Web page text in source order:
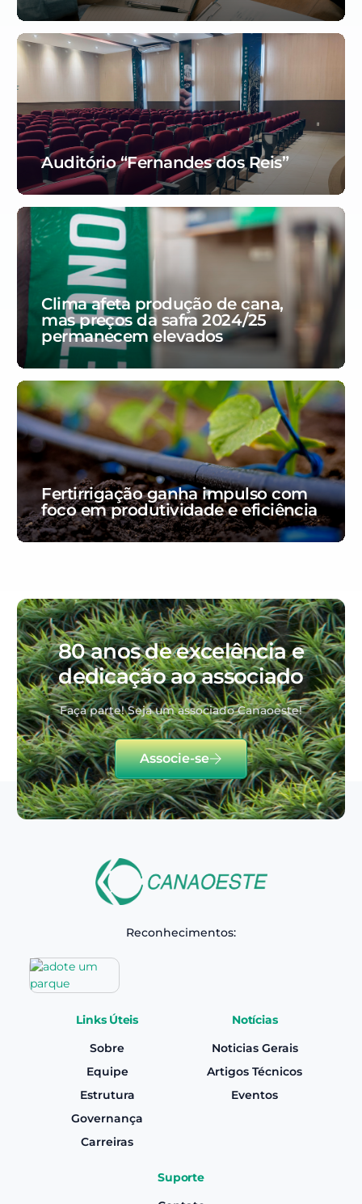
Auditório “Fernandes dos Reis”
Clima afeta produção de cana,
mas preços da safra 2024/25
permanecem elevados
Fertirrigação ganha impulso com
foco em produtividade e eficiência
80 anos de excelência e
dedicação ao associado
Faça parte! Seja um associado Canaoeste!
Associe-se
Reconhecimentos:
Links Úteis
Sobre
Equipe
Estrutura
Governança
Carreiras
Notícias
Noticias Gerais
Artigos Técnicos
Eventos
Suporte